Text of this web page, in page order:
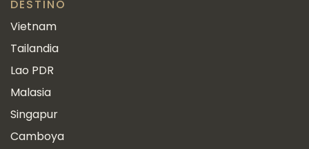
DESTINO
Vietnam
Tailandia
Lao PDR
Malasia
Singapur
Camboya